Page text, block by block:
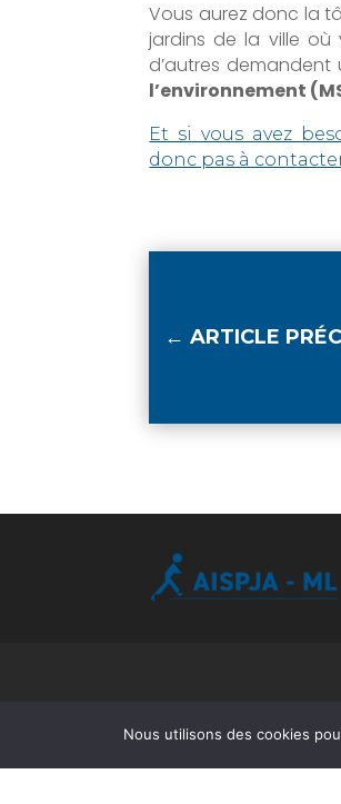
Vous aurez donc la
jardins de la ville où
d’autres demandent
l’environnement
Et si vous avez
donc pas à
← ARTICLE
Nous utilisons des cookies